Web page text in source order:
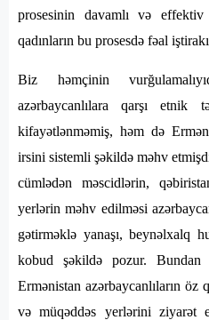
prosesinin davamlı və
qadınların bu prosesdə fəal
Biz həmçinin
azərbaycanlılara qarşı etnik
kifayətlənməmiş, həm də
irsini sistemli şəkildə məhv
cümlədən məscidlərin,
yerlərin məhv edilməsi
gətirməklə yanaşı, beynəlxalq
kobud şəkildə pozur.
Ermənistan azərbaycanlıların öz
və müqəddəs yerlərini ziyarət